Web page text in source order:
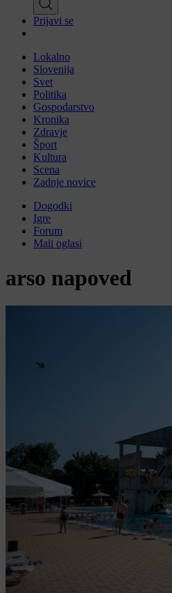
Prijavi se
Lokalno
Slovenija
Svet
Politika
Gospodarstvo
Kronika
Zdravje
Šport
Kultura
Scena
Zadnje novice
Dogodki
Igre
Forum
Mali oglasi
arso napoved